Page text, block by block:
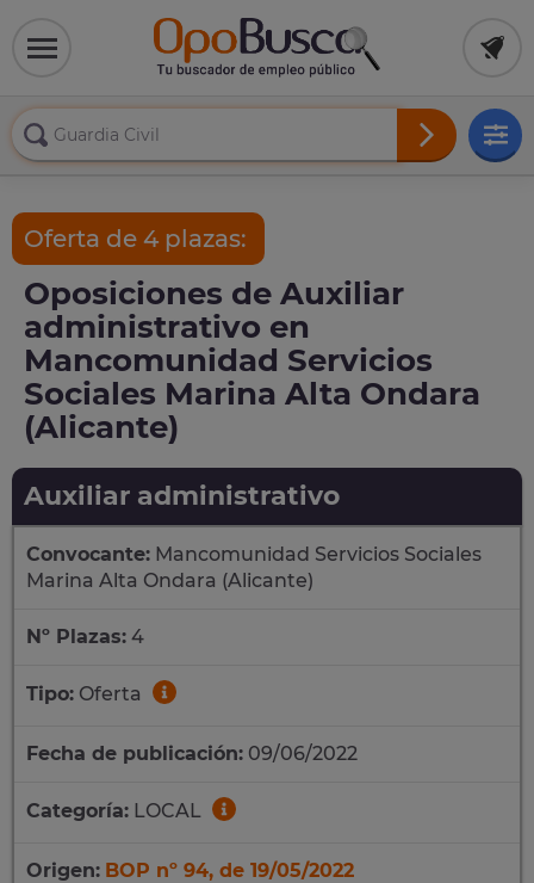
Oferta de 4 plazas:
Oposiciones de Auxiliar
administrativo en
Mancomunidad Servicios
Sociales Marina Alta Ondara
(Alicante)
Auxiliar administrativo
Convocante: Mancomunidad Servicios Sociales
Marina Alta Ondara (Alicante)
Nº Plazas: 4
Tipo: Oferta
Fecha de publicación: 09/06/2022
Categoría: LOCAL
Origen: BOP nº 94, de 19/05/2022